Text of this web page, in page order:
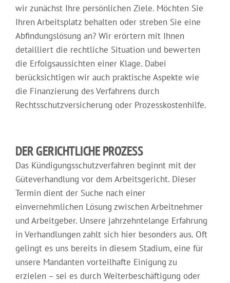
wir zunächst Ihre persönlichen Ziele. Möchten Sie
Ihren Arbeitsplatz behalten oder streben Sie eine
Abfindungslösung an? Wir erörtern mit Ihnen
detailliert die rechtliche Situation und bewerten
die Erfolgsaussichten einer Klage. Dabei
berücksichtigen wir auch praktische Aspekte wie
die Finanzierung des Verfahrens durch
Rechtsschutzversicherung oder Prozesskostenhilfe.
DER GERICHTLICHE PROZESS
Das Kündigungsschutzverfahren beginnt mit der
Güteverhandlung vor dem Arbeitsgericht. Dieser
Termin dient der Suche nach einer
einvernehmlichen Lösung zwischen Arbeitnehmer
und Arbeitgeber. Unsere jahrzehntelange Erfahrung
in Verhandlungen zahlt sich hier besonders aus. Oft
gelingt es uns bereits in diesem Stadium, eine für
unsere Mandanten vorteilhafte Einigung zu
erzielen – sei es durch Weiterbeschäftigung oder